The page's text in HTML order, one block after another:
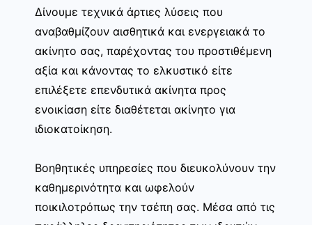
Δίνουμε τεχνικά άρτιες λύσεις που
αναβαθμίζουν αισθητικά και ενεργειακά το
ακίνητο σας, παρέχοντας του προστιθέμενη
αξία και κάνοντας το ελκυστικό είτε
επιλέξετε επενδυτικά ακίνητα προς
ενοικίαση είτε διαθέτεται ακίνητο για
ιδιοκατοίκηση.
Βοηθητικές υπηρεσίες που διευκολύνουν την
καθημερινότητα και ωφελούν
ποικιλοτρόπως την τσέπη σας. Μέσα από τις